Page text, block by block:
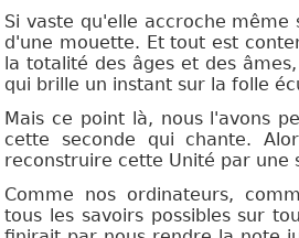
Si vaste qu'elle accroche même
d'une mouette. Et tout est
la totalité des âges et des
qui brille un instant sur la folle
Mais ce point là, nous l'avons
cette seconde qui chante.
reconstruire cette Unité par une
Comme nos ordinateurs,
tous les savoirs possibles sur